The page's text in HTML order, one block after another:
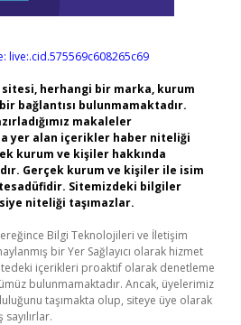
live:.cid.575569c608265c69
herhangi bir marka, kurum
bağlantısı bulunmamaktadır.
makaleler
yer alan içerikler haber niteliği
kurum ve kişiler hakkında
Gerçek kurum ve kişiler ile isim
Sitemizdeki bilgiler
niteliği taşımazlar.
Bilgi Teknolojileri ve İletişim
bir Yer Sağlayıcı olarak hizmet
içerikleri proaktif olarak denetleme
bulunmamaktadır. Ancak, üyelerimiz
taşımakta olup, siteye üye olarak